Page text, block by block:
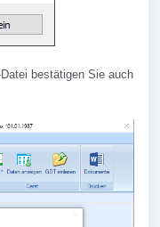
bestätigen Sie auch